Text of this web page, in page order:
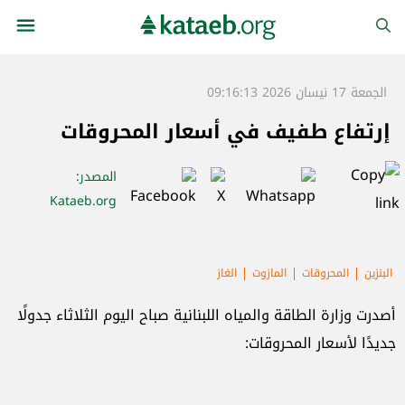
الجمعة 17 نيسان 2026 09:16:13
إرتفاع طفيف في أسعار المحروقات
المصدر:
Kataeb.org
البنزين المحروقات المازوت الغاز
أصدرت وزارة الطاقة والمياه اللبنانية صباح اليوم الثلاثاء جدولًا
جديدًا لأسعار المحروقات: